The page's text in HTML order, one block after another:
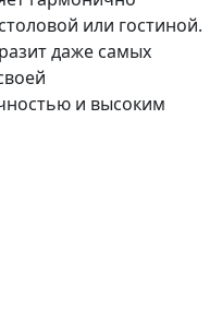
или гостиной.
даже самых
и высоким